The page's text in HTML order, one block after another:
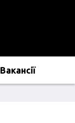
Вакансії